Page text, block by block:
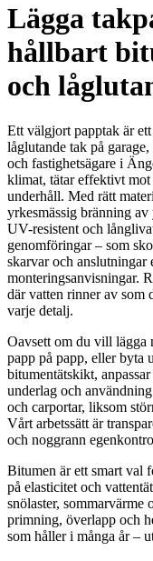
Lägga
hållbart
och
Ett välgjort papptak är
låglutande tak på
och fastighetsägare i
klimat, tätar effektivt
underhåll. Med rätt
yrkesmässig bränning
UV-resistent och
genomföringar – som
skarvar och anslutningar
monteringsanvisningar.
där vatten rinner av som
varje detalj.
Oavsett om du vill lägga
papp på papp, eller byta
bitumentätskikt,
underlag och
och carportar, liksom
Vårt arbetssätt är
och noggrann
Bitumen är ett smart val
på elasticitet och
snölaster,
primning, överlapp och
som håller i många år –